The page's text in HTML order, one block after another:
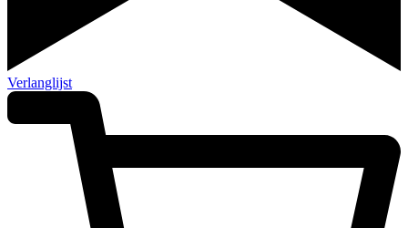
Verlanglijst